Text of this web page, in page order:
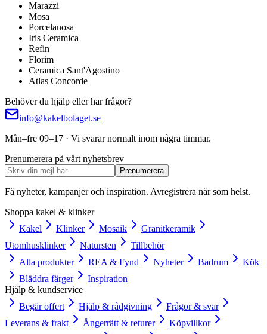
Marazzi
Mosa
Porcelanosa
Iris Ceramica
Refin
Florim
Ceramica Sant'Agostino
Atlas Concorde
Behöver du hjälp eller har frågor?
info@kakelbolaget.se
Mån–fre 09–17 · Vi svarar normalt inom några timmar.
Prenumerera på vårt nyhetsbrev
Prenumerera
Få nyheter, kampanjer och inspiration. Avregistrera när som helst.
Shoppa kakel & klinker
Kakel
Klinker Mosaik
Granitkeramik
Utomhusklinker
Natursten
Tillbehör
Alla produkter
REA & Fynd Nyheter Badrum
Kök
Bläddra färger
Inspiration
Hjälp & kundservice
Begär offert
Hjälp & rådgivning
Frågor & svar
Leverans & frakt
Ångerrätt & returer
Köpvillkor